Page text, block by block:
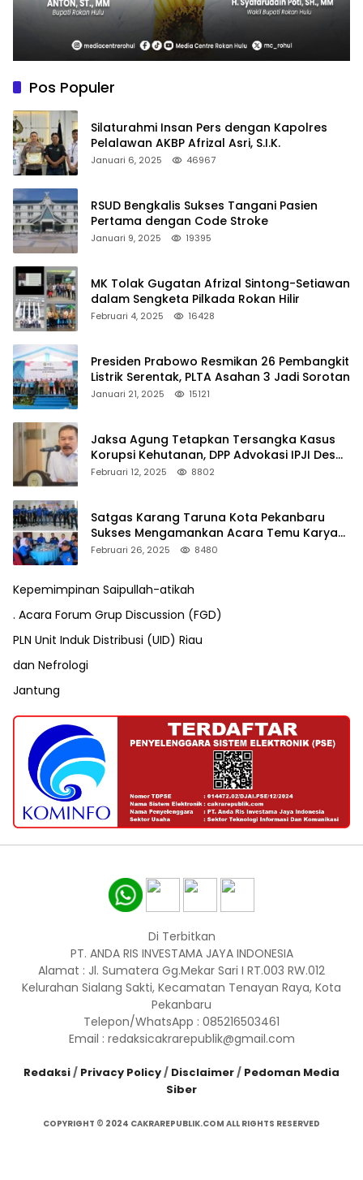
Pos Populer
Silaturahmi Insan Pers dengan Kapolres
Pelalawan AKBP Afrizal Asri, S.I.K.
Januari 6, 2025 46967
RSUD Bengkalis Sukses Tangani Pasien
Pertama dengan Code Stroke
Januari 9, 2025 19395
MK Tolak Gugatan Afrizal Sintong-Setiawan
dalam Sengketa Pilkada Rokan Hilir
Februari 4, 2025 16428
Presiden Prabowo Resmikan 26 Pembangkit
Listrik Serentak, PLTA Asahan 3 Jadi Sorotan
Januari 21, 2025 15121
Jaksa Agung Tetapkan Tersangka Kasus
Korupsi Kehutanan, DPP Advokasi IPJI Desak
Pengusutan Pajak RAPP
Februari 12, 2025 8802
Satgas Karang Taruna Kota Pekanbaru
Sukses Mengamankan Acara Temu Karya
VII Karang Taruna Pekanbaru
Februari 26, 2025 8480
Kepemimpinan Saipullah-atikah
. Acara Forum Grup Discussion (FGD)
PLN Unit Induk Distribusi (UID) Riau
dan Nefrologi
Jantung
Di Terbitkan
PT. ANDA RIS INVESTAMA JAYA INDONESIA
Alamat : Jl. Sumatera Gg.Mekar Sari I RT.003 RW.012
Kelurahan Sialang Sakti, Kecamatan Tenayan Raya, Kota
Pekanbaru
Telepon/WhatsApp : 085216503461
Email : redaksicakrarepublik@gmail.com
Redaksi/ Privacy Policy/ Disclaimer/ Pedoman Media
Siber
COPYRIGHT © 2024 CAKRAREPUBLIK.COM ALL RIGHTS RESERVED